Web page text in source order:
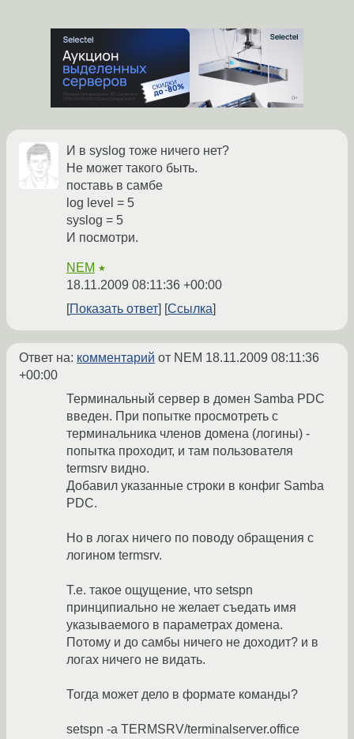
И в syslog тоже ничего нет?
Не может такого быть.
поставь в самбе
log level = 5
syslog = 5
И посмотри.
NEM ★
18.11.2009 08:11:36 +00:00
Показать ответ
Ссылка
Ответ на: комментарий от NEM 18.11.2009 08:11:36
+00:00
Терминальный сервер в домен Samba PDC
введен. При попытке просмотреть с
терминальника членов домена (логины) -
попытка проходит, и там пользователя
termsrv видно.
Добавил указанные строки в конфиг Samba
PDC.
Но в логах ничего по поводу обращения с
логином termsrv.
Т.е. такое ощущение, что setspn
принципиально не желает съедать имя
указываемого в параметрах домена.
Потому и до самбы ничего не доходит? и в
логах ничего не видать.
Тогда может дело в формате команды?
setspn -a TERMSRV/terminalserver.office